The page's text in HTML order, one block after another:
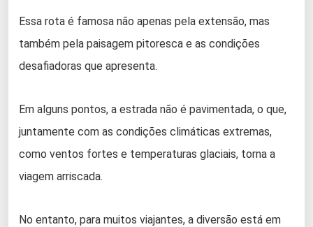
Essa rota é famosa não apenas pela extensão, mas
também pela paisagem pitoresca e as condições
desafiadoras que apresenta.
Em alguns pontos, a estrada não é pavimentada, o que,
juntamente com as condições climáticas extremas,
como ventos fortes e temperaturas glaciais, torna a
viagem arriscada.
No entanto, para muitos viajantes, a diversão está em